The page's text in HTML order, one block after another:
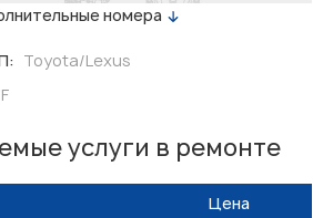
номера
Toyota/Lexus
услуги в ремонте
Цена